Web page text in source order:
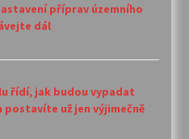
příprav územního
dál
řídí, jak budou vypadat
už jen výjimečně